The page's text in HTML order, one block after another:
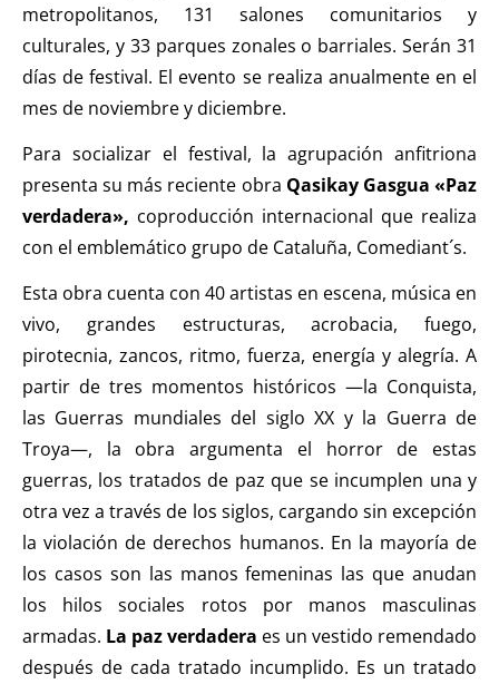
metropolitanos, 131 salones comunitarios y
culturales, y 33 parques zonales o barriales. Serán 31
días de festival. El evento se realiza anualmente en el
mes de noviembre y diciembre.
Para socializar el festival, la agrupación anfitriona
presenta su más reciente obra Qasikay Gasgua «Paz
verdadera», coproducción internacional que realiza
con el emblemático grupo de Cataluña, Comediant´s.
Esta obra cuenta con 40 artistas en escena, música en
vivo, grandes estructuras, acrobacia, fuego,
pirotecnia, zancos, ritmo, fuerza, energía y alegría. A
partir de tres momentos históricos —la Conquista,
las Guerras mundiales del siglo XX y la Guerra de
Troya—, la obra argumenta el horror de estas
guerras, los tratados de paz que se incumplen una y
otra vez a través de los siglos, cargando sin excepción
la violación de derechos humanos. En la mayoría de
los casos son las manos femeninas las que anudan
los hilos sociales rotos por manos masculinas
armadas. La paz verdadera es un vestido remendado
después de cada tratado incumplido. Es un tratado